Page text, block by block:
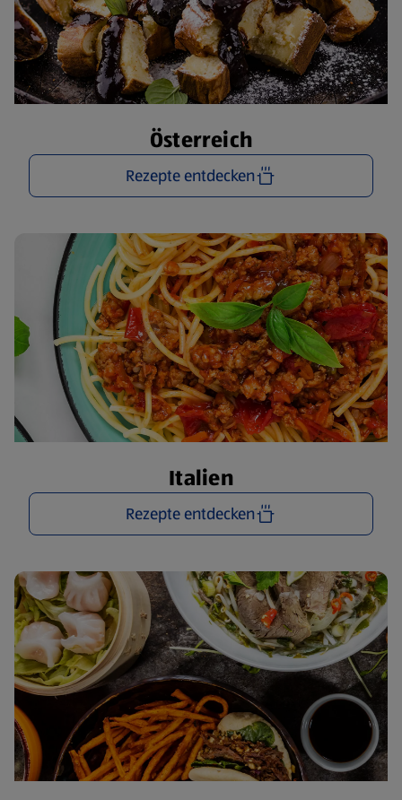
Österreich
Rezepte entdecken
Italien
Rezepte entdecken